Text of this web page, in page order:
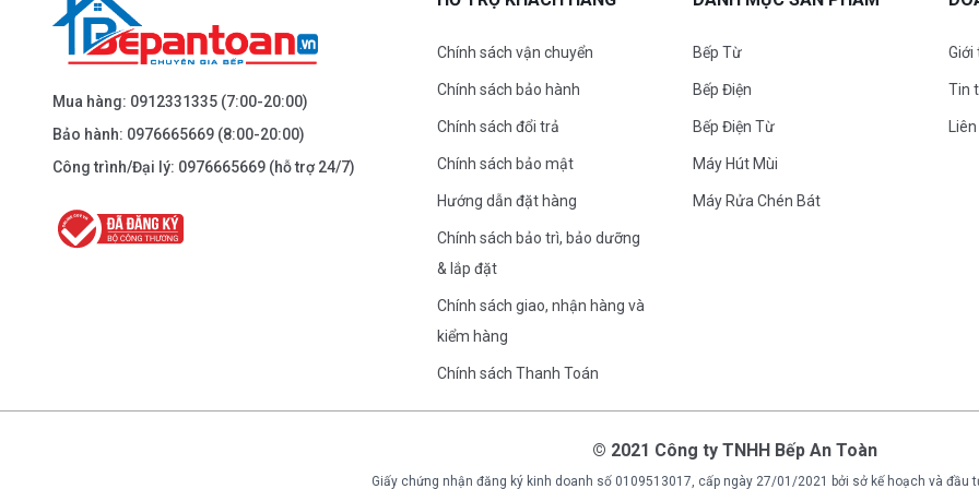
Dẫn đường
BEPANTOAN.VN - NGUYỄN TRÃI - THANH
Dẫn đường
Mua hàng: 0912331335 (7:00-20:00)
Bảo hành: 0976665669 (8:00-20:00)
Công trình/Đại lý: 0976665669 (hỗ trợ 24/7)
Chính sách vận chuyển
Chính sách bảo hành
Chính sách đổi trả
Chính sách bảo mật
Hướng dẫn đặt hàng
Chính sách bảo trì, bảo dưỡng
& lắp đặt
Chính sách giao, nhận hàng và
kiểm hàng
Chính sách Thanh Toán
Bếp Từ
Bếp Điện
Bếp Điện Từ
Máy Hút Mùi
Máy Rửa Chén Bát
Giới
Tin
© 2021 Công ty TNHH Bếp An Toàn
Giấy chứng nhận đăng ký kinh doanh số 0109513017, cấp ngày 27/01/2021 bởi sở kế hoạch và đầu